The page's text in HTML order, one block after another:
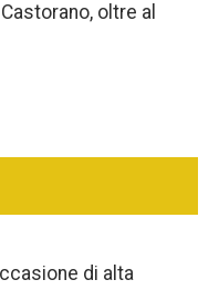
oltre al
di alta